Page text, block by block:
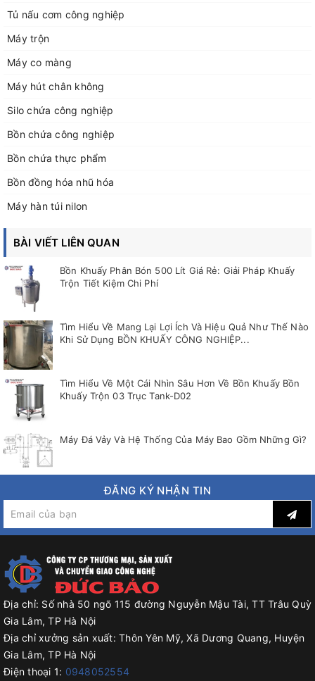
Tủ nấu cơm công nghiệp
Máy trộn
Máy co màng
Máy hút chân không
Silo chứa công nghiệp
Bồn chứa công nghiệp
Bồn chứa thực phẩm
Bồn đồng hóa nhũ hóa
Máy hàn túi nilon
BÀI VIẾT LIÊN QUAN
Bồn Khuấy Phân Bón 500 Lít Giá Rẻ: Giải Pháp Khuấy
Trộn Tiết Kiệm Chi Phí
Tìm Hiểu Về Mang Lại Lợi Ích Và Hiệu Quả Như Thế Nào
Khi Sử Dụng BỒN KHUẤY CÔNG NGHIỆP...
Tìm Hiểu Về Một Cái Nhìn Sâu Hơn Về Bồn Khuấy Bồn
Khuấy Trộn 03 Trục Tank-D02
Máy Đá Vảy Và Hệ Thống Của Máy Bao Gồm Những Gì?
ĐĂNG KÝ NHẬN TIN
Địa chỉ: Số nhà 50 ngõ 115 đường Nguyễn Mậu Tài, TT Trâu Quỳ
Gia Lâm, TP Hà Nội
Địa chỉ xưởng sản xuất: Thôn Yên Mỹ, Xã Dương Quang, Huyện
Gia Lâm, TP Hà Nội
Điện thoại 1: 0948052554